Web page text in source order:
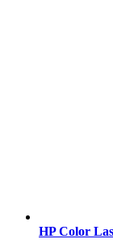
HP Color